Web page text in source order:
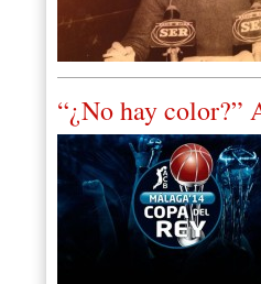
“¿No hay